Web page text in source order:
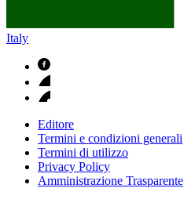
Italy
Editore
Termini e condizioni generali
Termini di utilizzo
Privacy Policy
Amministrazione Trasparente